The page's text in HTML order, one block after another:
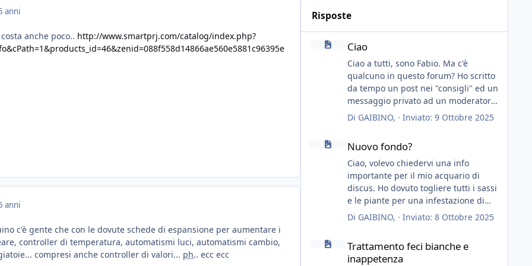
anni
anche poco.. http://www.smartprj.com/catalog/index.php?
anni
c'è gente che con le dovute schede di espansione per aumentare i
controller di temperatura, automatismi luci, automatismi cambio,
compresi anche controller di valori... ph.. ecc ecc
Risposte
Ciao
Ciao a tutti, sono Fabio. Ma c'è
qualcuno in questo forum? Ho scritto
da tempo un post nei "consigli" ed un
messaggio privato ad un moderatore
ma nessuno risponde... mah, chissà...
speravo in un consiglio...
Di GAIBINO, · Inviato: 9 Ottobre 2025
Nuovo fondo?
Nuovo fondo?
Ciao, volevo chiedervi una info
importante per il mio acquario di
discus. Ho dovuto togliere tutti i sassi
e le piante per una infestazione di
lumachine (migliaia), premetto che ho
3 discus, 8 coridoras, e una ventina di
con 200 litri di acqua circa.
Ho già tolto migliaia di lumachine e
Di GAIBINO, · Inviato: 8 Ottobre 2025
Trattamento feci bianche e inappetenza
Trattamento feci bianche e
inappetenza